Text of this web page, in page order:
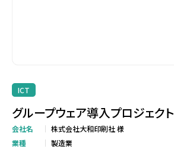
ICT
グループウェア導入プロジェクト
会社名
株式会社大和印刷社 様
業種
製造業